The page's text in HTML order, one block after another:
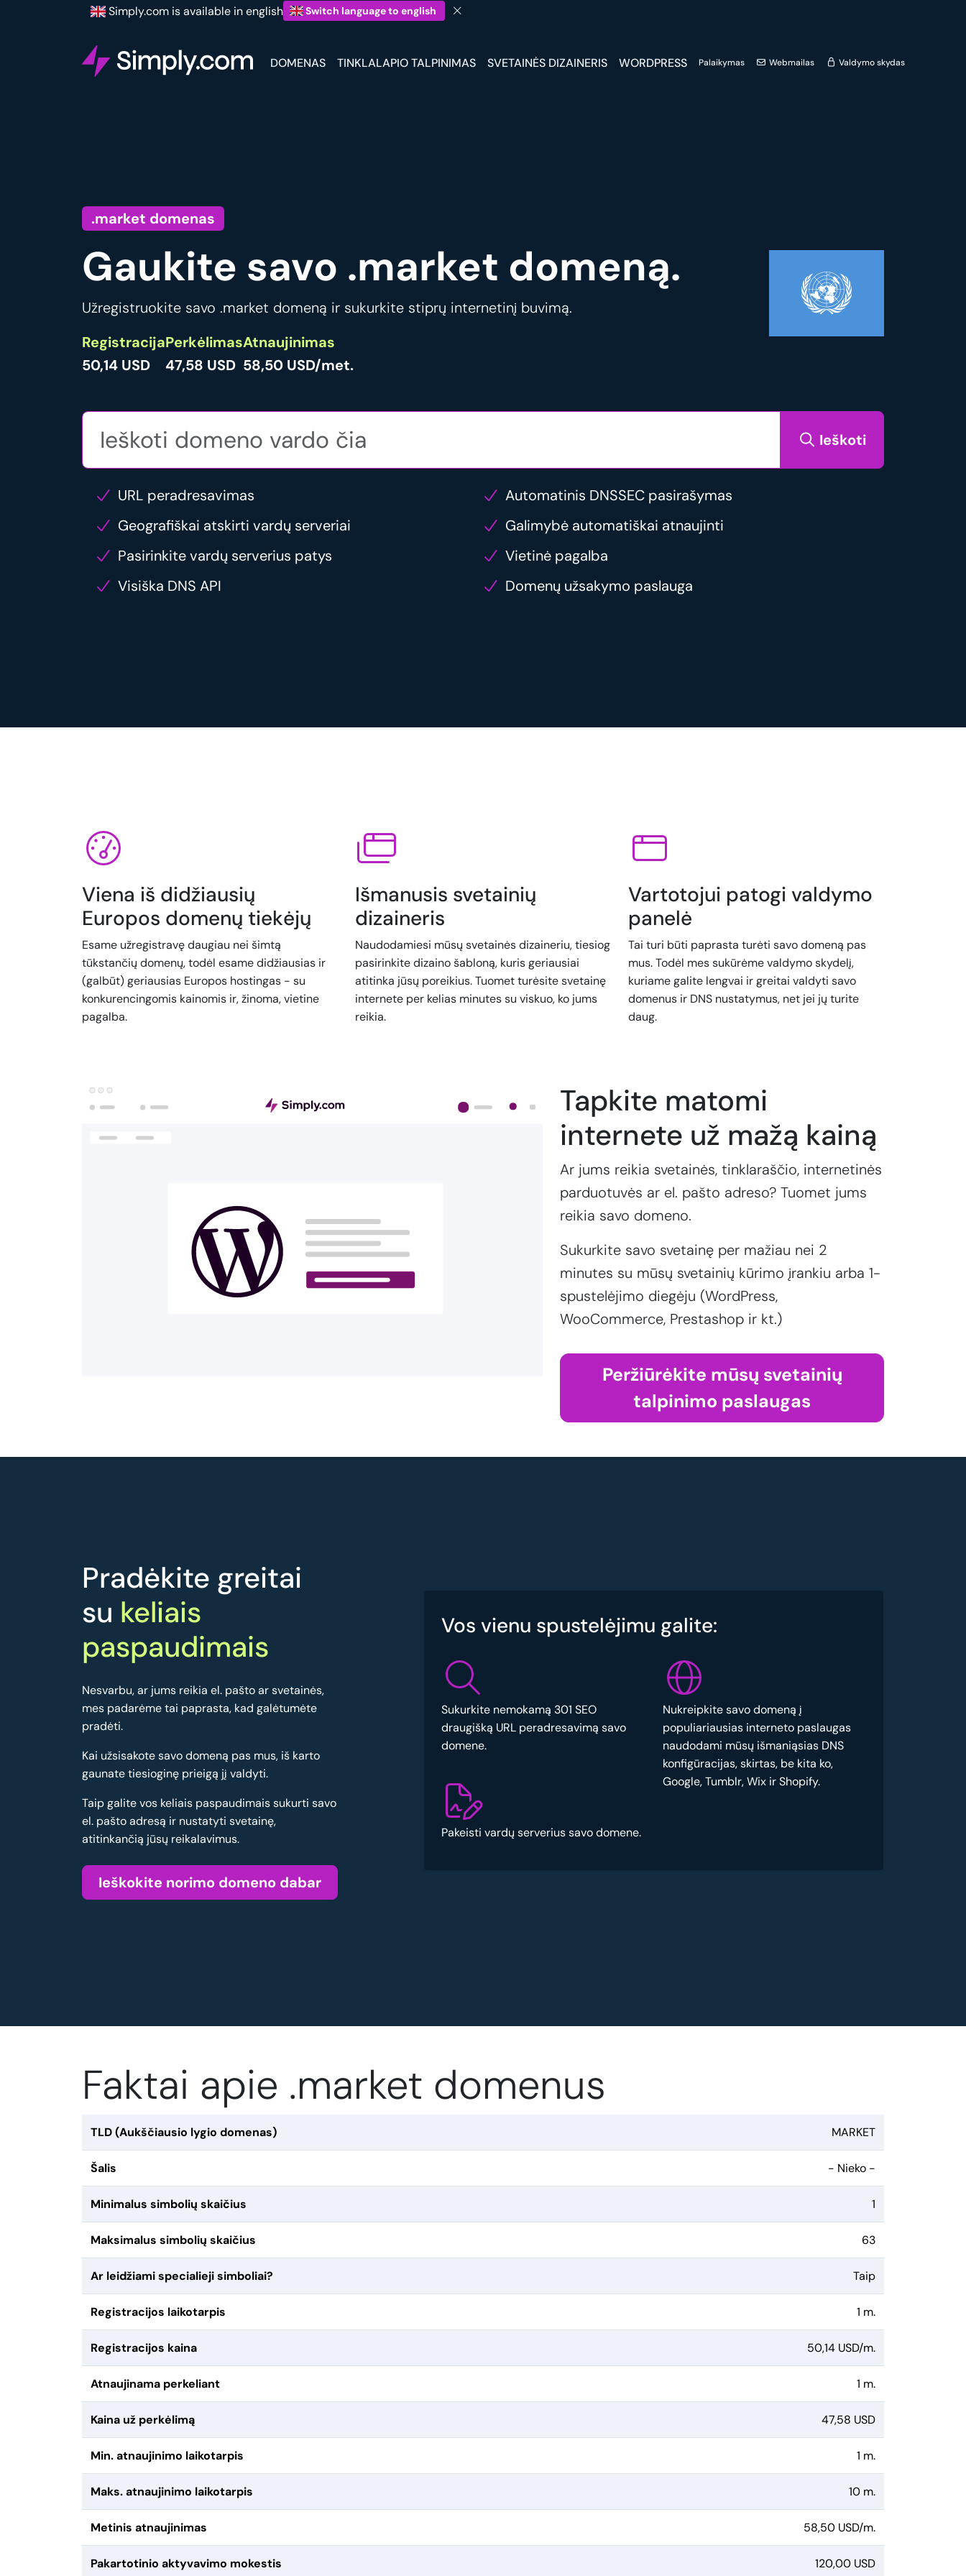
Simply.com is available in english Switch language to english
DOMENAS TINKLALAPIO TALPINIMAS SVETAINĖS DIZAINERIS WORDPRESS Palaikymas Webmailas Valdymo skydas
.market domenas
Gaukite savo .market domeną.
Užregistruokite savo .market domeną ir sukurkite stiprų internetinį buvimą.
Registracija
50,14 USD
Perkėlimas
47,58 USD
Atnaujinimas
58,50 USD/met.
Ieškoti
URL peradresavimas
Automatinis DNSSEC pasirašymas
Geografiškai atskirti vardų serveriai
Galimybė automatiškai atnaujinti
Pasirinkite vardų serverius patys
Vietinė pagalba
Visiška DNS API
Domenų užsakymo paslauga
Viena iš didžiausių
Europos domenų tiekėjų
Esame užregistravę daugiau nei šimtą
tūkstančių domenų, todėl esame didžiausias ir
(galbūt) geriausias Europos hostingas - su
konkurencingomis kainomis ir, žinoma, vietine
pagalba.
Išmanusis svetainių
dizaineris
Naudodamiesi mūsų svetainės dizaineriu, tiesiog
pasirinkite dizaino šabloną, kuris geriausiai
atitinka jūsų poreikius. Tuomet turėsite svetainę
internete per kelias minutes su viskuo, ko jums
reikia.
Vartotojui patogi valdymo
panelė
Tai turi būti paprasta turėti savo domeną pas
mus. Todėl mes sukūrėme valdymo skydelį,
kuriame galite lengvai ir greitai valdyti savo
domenus ir DNS nustatymus, net jei jų turite
daug.
Tapkite matomi
internete už mažą kainą
Ar jums reikia svetainės, tinklaraščio, internetinės
parduotuvės ar el. pašto adreso? Tuomet jums
reikia savo domeno.
Sukurkite savo svetainę per mažiau nei 2
minutes su mūsų svetainių kūrimo įrankiu arba 1-
spustelėjimo diegėju (WordPress,
WooCommerce, Prestashop ir kt.)
Peržiūrėkite mūsų svetainių
talpinimo paslaugas
Pradėkite greitai
su keliais
paspaudimais
Nesvarbu, ar jums reikia el. pašto ar svetainės,
mes padarėme tai paprasta, kad galėtumėte
pradėti.
Kai užsisakote savo domeną pas mus, iš karto
gaunate tiesioginę prieigą jį valdyti.
Taip galite vos keliais paspaudimais sukurti savo
el. pašto adresą ir nustatyti svetainę,
atitinkančią jūsų reikalavimus.
Ieškokite norimo domeno dabar
Vos vienu spustelėjimu galite:
Sukurkite nemokamą 301 SEO
draugišką URL peradresavimą savo
domene.
Pakeisti vardų serverius savo domene.
Nukreipkite savo domeną į
populiariausias interneto paslaugas
naudodami mūsų išmaniąsias DNS
konfigūracijas, skirtas, be kita ko,
Google, Tumblr, Wix ir Shopify.
Faktai apie .market domenus
TLD (Aukščiausio lygio domenas) MARKET
Šalis - Nieko -
Minimalus simbolių skaičius 1
Maksimalus simbolių skaičius 63
Ar leidžiami specialieji simboliai? Taip
Registracijos laikotarpis 1 m.
Registracijos kaina 50,14 USD/m.
Atnaujinama perkeliant 1 m.
Kaina už perkėlimą 47,58 USD
Min. atnaujinimo laikotarpis 1 m.
Maks. atnaujinimo laikotarpis 10 m.
Metinis atnaujinimas 58,50 USD/m.
Pakartotinio aktyvavimo mokestis 120,00 USD